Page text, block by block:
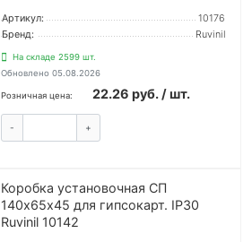
Артикул:
10176
Бренд:
Ruvinil
На складе 2599 шт.
Обновлено 05.08.2026
Розничная цена: 22.26 руб. / шт.
- +
Коробка установочная СП
140х65х45 для гипсокарт. IP30
Ruvinil 10142